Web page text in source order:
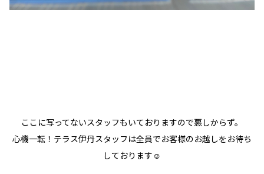
ここに写ってないスタッフもいておりますので悪しからず。
心機一転！テラス伊丹スタッフは全員でお客様のお越しをお待ち
しております☺